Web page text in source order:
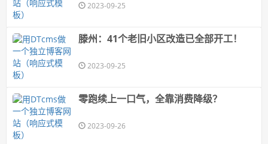
2023-09-25
滕州：41个老旧小区改造已全部开工！
2023-09-25
零跑续上一口气，全靠消费降级？
2023-09-26